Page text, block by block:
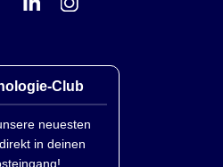
auf den Link klicken, um
Club
neuesten
in deinen